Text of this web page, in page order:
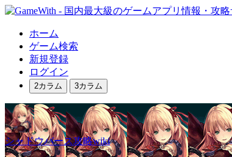
ホーム
ゲーム検索
新規登録
ログイン
2カラム 3カラム
シャドウバース攻略wiki